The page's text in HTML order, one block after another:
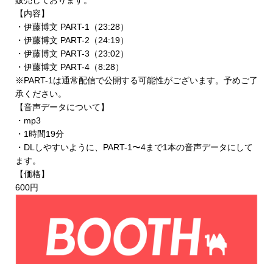
【内容】
・伊藤博文 PART-1（23:28）
・伊藤博文 PART-2（24:19）
・伊藤博文 PART-3（23:02）
・伊藤博文 PART-4（8:28）
※PART-1は通常配信で公開する可能性がございます。予めご了
承ください。
【音声データについて】
・mp3
・1時間19分
・DLしやすいように、PART-1〜4まで1本の音声データにして
ます。
【価格】
600円